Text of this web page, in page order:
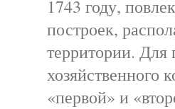
1743 году,
построек,
территории. Для
хозяйственного
«первой» и